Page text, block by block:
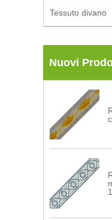
Tessuto divano
Nuovi